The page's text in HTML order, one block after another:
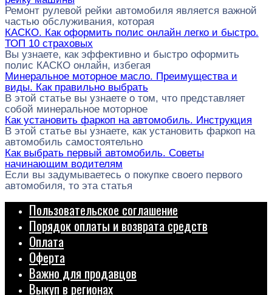
Ремонт рулевой рейки автомобиля является важной
частью обслуживания, которая
КАСКО. Как оформить полис онлайн легко и быстро.
ТОП 10 страховых
Вы узнаете, как эффективно и быстро оформить
полис КАСКО онлайн, избегая
Минеральное моторное масло. Преимущества и
виды. Как правильно выбрать
В этой статье вы узнаете о том, что представляет
собой минеральное моторное
Как установить фаркоп на автомобиль. Инструкция
В этой статье вы узнаете, как установить фаркоп на
автомобиль самостоятельно
Как выбрать первый автомобиль. Советы
начинающим водителям
Если вы задумываетесь о покупке своего первого
автомобиля, то эта статья
Пользовательское соглашение
Порядок оплаты и возврата средств
Оплата
Оферта
Важно для продавцов
Выкуп в регионах